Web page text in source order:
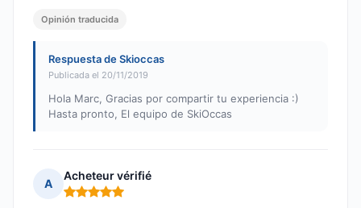
Opinión traducida
Respuesta de Skioccas
Publicada el 20/11/2019
Hola Marc, Gracias por compartir tu experiencia :)
Hasta pronto, El equipo de SkiOccas
A
Acheteur vérifié
Nota: 5 de 5